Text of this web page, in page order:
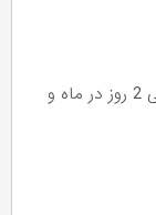
پورسانت از فروش و پاداش و امکان مرخصی 2 روز در ماه و